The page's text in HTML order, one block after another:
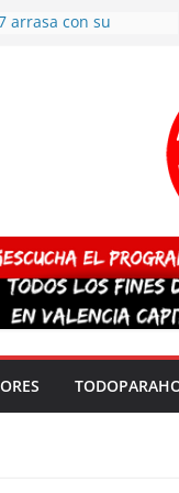
arrasa con su
España sub20
del mundo
vez!